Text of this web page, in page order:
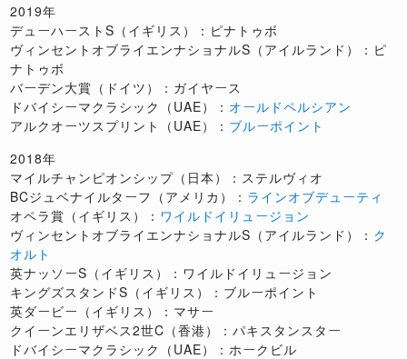
2019年
デューハーストS（イギリス）：ピナトゥボ
ヴィンセントオブライエンナショナルS（アイルランド）：ピ
ナトゥボ
バーデン大賞（ドイツ）：ガイヤース
ドバイシーマクラシック（UAE）： オールドペルシアン
アルクオーツスプリント（UAE）： ブルーポイント
2018年
マイルチャンピオンシップ（日本）：ステルヴィオ
BCジュベナイルターフ（アメリカ）： ラインオブデューティ
オペラ賞（イギリス）： ワイルドイリュージョン
ヴィンセントオブライエンナショナルS（アイルランド）： ク
オルト
英ナッソーS（イギリス）：ワイルドイリュージョン
キングズスタンドS（イギリス）：ブルーポイント
英ダービー（イギリス）：マサー
クイーンエリザベス2世C（香港）：パキスタンスター
ドバイシーマクラシック（UAE）：ホークビル